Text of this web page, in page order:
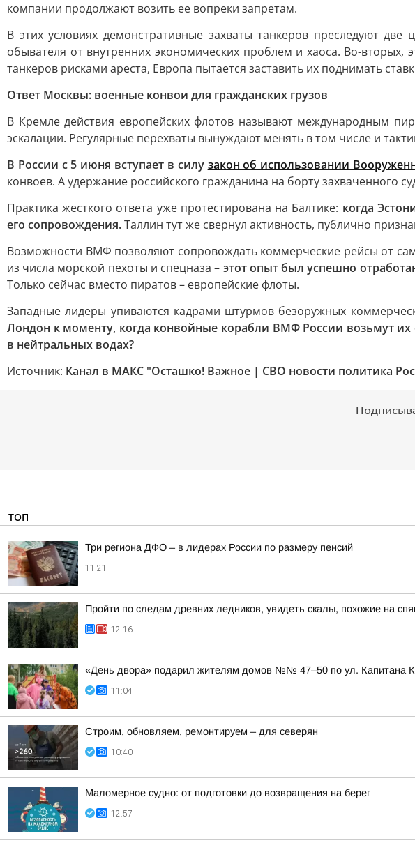
компании продолжают возить ее вопреки запретам.
В этих условиях демонстративные захваты танкеров преследуют
обывателя от внутренних экономических проблем и хаоса. Во-вторых,
танкеров рисками ареста, Европа пытается заставить их поднимать
Ответ Москвы: военные конвои для гражданских грузов
В Кремле действия европейских флотов называют международным
эскалации. Регулярные перехваты вынуждают менять в том числе и
В России с 5 июня вступает в силу закон об использовании
конвоев. А удержание российского гражданина на борту захваченного
Практика жесткого ответа уже протестирована на Балтике: когда
его сопровождения.Таллин тут же свернул активность, публично
Возможности ВМФ позволяют сопровождать коммерческие рейсы от
из числа морской пехоты и спецназа – этот опыт был успешно
Только сейчас вместо пиратов – европейские флоты.
Западные лидеры упиваются кадрами штурмов безоружных
Лондон к моменту, когда конвойные корабли ВМФ России возьмут их
в нейтральных водах?
Источник: Канал в МАКС "Осташко! Важное | СВО новости политика
ТОП
Три региона ДФО – в лидерах России по размеру пенсий
11:21
Пройти по следам древних ледников, увидеть скалы, похожие на
12:16
«День двора» подарил жителям домов №№ 47–50 по ул. Капитана
11:04
Строим, обновляем, ремонтируем – для северян
10:40
Маломерное судно: от подготовки до возвращения на берег
12:57